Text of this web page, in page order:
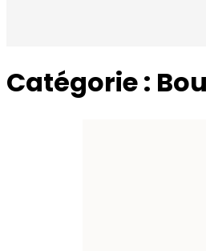
Catégorie :